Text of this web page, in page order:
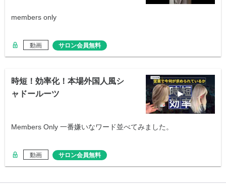
members only
動画 サロン会員無料
時短！効率化！本場外国人風シ
ャドールーツ
Members Only 一番嫌いなワード並べてみました。
動画 サロン会員無料